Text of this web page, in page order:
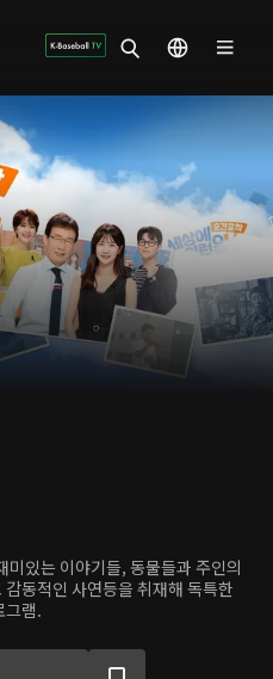
있는 이야기들, 동물들과 주인의
동적인 사연등을 취재해 독특한
그램.